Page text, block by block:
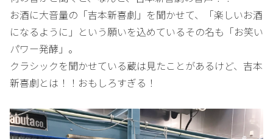
お酒に大音量の「吉本新喜劇」を聞かせて、「楽しいお酒
になるように」という願いを込めているその名も「お笑い
パワー発酵」。
クラシックを聞かせている蔵は見たことがあるけど、吉本
新喜劇とは！！おもしろすぎる！